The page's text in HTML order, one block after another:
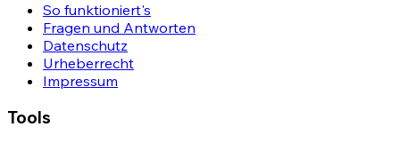
So funktioniert's
Fragen und Antworten
Datenschutz
Urheberrecht
Impressum
Tools